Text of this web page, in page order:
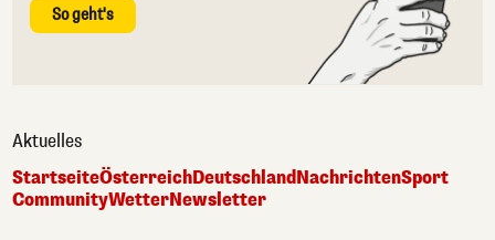
So geht's
Aktuelles
StartseiteÖsterreichDeutschlandNachrichtenSport
CommunityWetterNewsletter